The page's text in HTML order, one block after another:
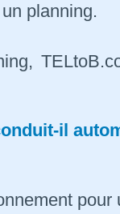
planning.
il